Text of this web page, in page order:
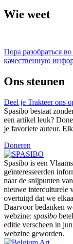
Wie weet
Пора разобраться
качественную
Ons steunen
Deel je Trakteer ons
Spasibo bestaat
een artikel leuk?
je favoriete auteur.
Doneren
Spasibo is een
geïnteresseerden
naar de snijpunten
nieuwe interculturele
overtuigd dat we
Daarvoor bedanken
webzine: spasibo
editie verscheen in
webzine geworden.